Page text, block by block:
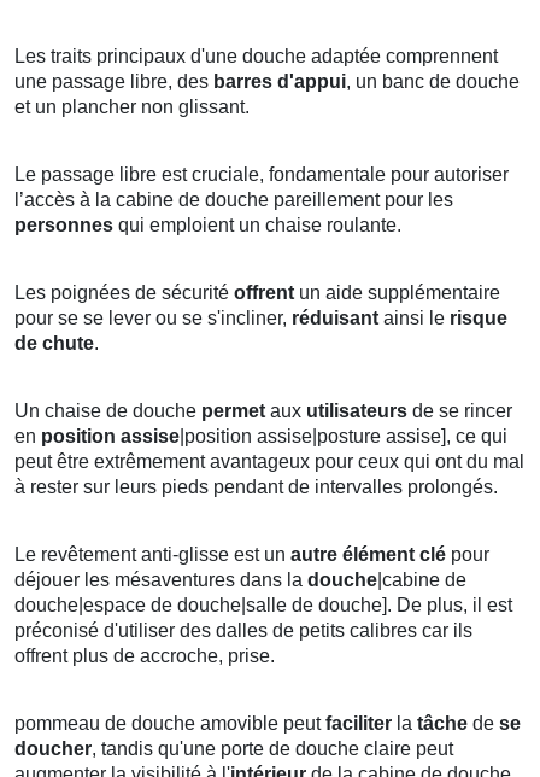
Les traits principaux d'une douche adaptée comprennent
une passage libre, des barres d'appui, un banc de douche
et un plancher non glissant.
Le passage libre est cruciale, fondamentale pour autoriser
l’accès à la cabine de douche pareillement pour les
personnes qui emploient un chaise roulante.
Les poignées de sécurité offrent un aide supplémentaire
pour se se lever ou se s'incliner, réduisant ainsi le risque
de chute.
Un chaise de douche permet aux utilisateurs de se rincer
en position assise |position assise|posture assise], ce qui
peut être extrêmement avantageux pour ceux qui ont du mal
à rester sur leurs pieds pendant de intervalles prolongés.
Le revêtement anti-glisse est un autre élément clé pour
déjouer les mésaventures dans la douche |cabine de
douche|espace de douche|salle de douche]. De plus, il est
préconisé d'utiliser des dalles de petits calibres car ils
offrent plus de accroche, prise.
pommeau de douche amovible peutfaciliter la tâche de se
doucher, tandis qu'une porte de douche claire peut